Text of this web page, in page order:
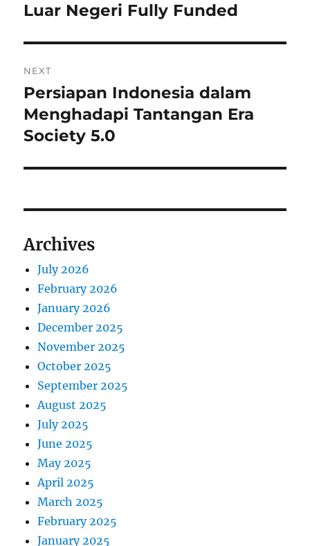
post:
Luar Negeri Fully Funded
NEXT
Next
post:
Persiapan Indonesia dalam
Menghadapi Tantangan Era
Society 5.0
Archives
July 2026
February 2026
January 2026
December 2025
November 2025
October 2025
September 2025
August 2025
July 2025
June 2025
May 2025
April 2025
March 2025
February 2025
January 2025